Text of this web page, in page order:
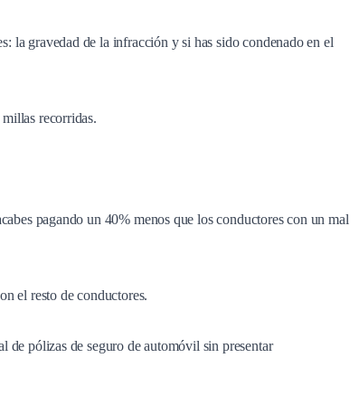
la gravedad de la infracción y si has sido condenado en el
recorridas.
pagando un 40% menos que los conductores con un mal
el resto de conductores.
de pólizas de seguro de automóvil sin presentar